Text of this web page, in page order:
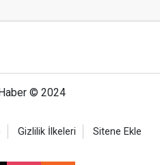
© 2024
Gizlilik İlkeleri Sitene Ekle